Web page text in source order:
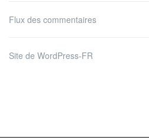
Flux des commentaires
Site de WordPress-FR